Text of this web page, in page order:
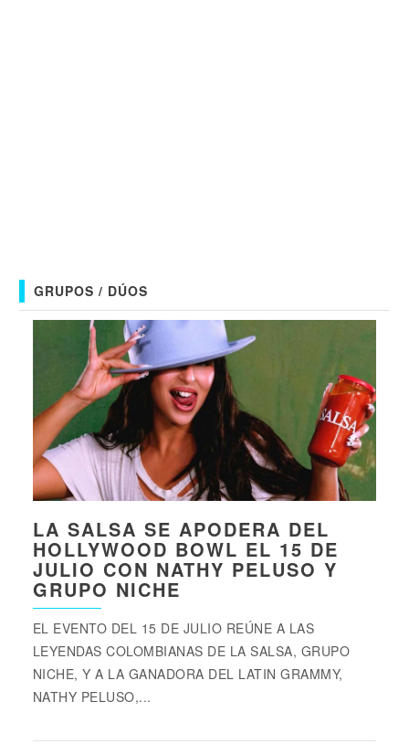
GRUPOS / DÚOS
LA SALSA SE APODERA DEL
HOLLYWOOD BOWL EL 15 DE
JULIO CON NATHY PELUSO Y
GRUPO NICHE
EL EVENTO DEL 15 DE JULIO REÚNE A LAS
LEYENDAS COLOMBIANAS DE LA SALSA, GRUPO
NICHE, Y A LA GANADORA DEL LATIN GRAMMY,
NATHY PELUSO,...